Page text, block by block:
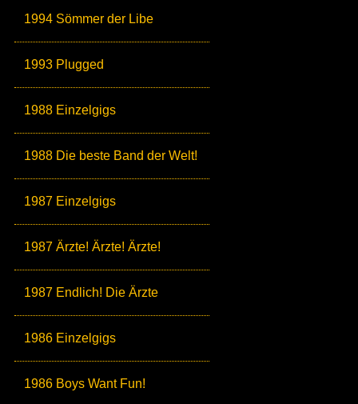
1994 Sömmer der Libe
1993 Plugged
1988 Einzelgigs
1988 Die beste Band der Welt!
1987 Einzelgigs
1987 Ärzte! Ärzte! Ärzte!
1987 Endlich! Die Ärzte
1986 Einzelgigs
1986 Boys Want Fun!